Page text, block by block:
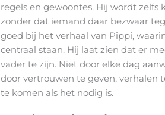
regels en gewoontes. Hij wordt zelfs
zonder dat iemand daar bezwaar
goed bij het verhaal van Pippi,
centraal staan. Hij laat zien dat er
vader te zijn. Niet door elke dag
door vertrouwen te geven, verhalen
te komen als het nodig is.